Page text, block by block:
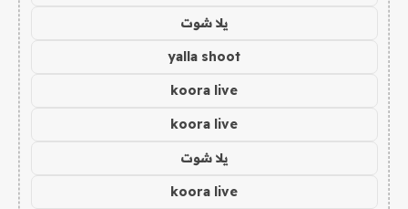
يلا شوت
yalla shoot
koora live
koora live
يلا شوت
koora live